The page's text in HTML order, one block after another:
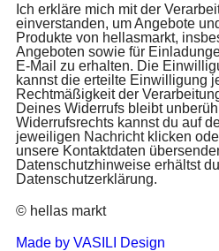
Ich erkläre mich mit der
einverstanden, um Angebote
Produkte von hellasmarkt,
Angeboten sowie für
E-Mail zu erhalten. Die
kannst die erteilte Einwilligung
Rechtmäßigkeit der
Deines Widerrufs bleibt
Widerrufsrechts kannst du auf
jeweiligen Nachricht klicken
unsere Kontaktdaten
Datenschutzhinweise erhältst
Datenschutzerklärung.
© hellas markt
Made by VASILI Design